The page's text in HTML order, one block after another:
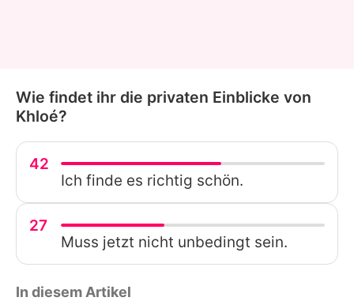
Wie findet ihr die privaten Einblicke von
Khloé?
42
Ich finde es richtig schön.
27
Muss jetzt nicht unbedingt sein.
In diesem Artikel